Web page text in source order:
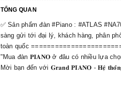
TỔNG QUAN
✅ Sản phẩm đàn #Piano : #ATLAS
sàng gửi tới đại lý, khách hàng, phân
toàn quốc
"Mua đàn 𝐏𝐈𝐀𝐍𝐎 ở đâu có nhiều lựa
Mời bạn đến với 𝐆𝐫𝐚𝐧𝐝 𝐏𝐈𝐀𝐍𝐎 - 𝐇𝐞̣̂